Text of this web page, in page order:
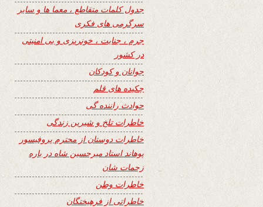
جدول کلمات متقاطع ، معما ها و سایر
سرگرمی های فکری
جرم ، جنایت ، خونریزی و بی امنیتی
در کشور
جوانان و کودکان
چکیده های قلم
حوادث راننده گی
خاطرات تلخ و شیرین زندگی
خاطرات دوستان از محترم پروفیسور
پوهاند استاد میرحسین شاه در باره
زحمات شان
خاطرات وطن
خاطراتی از فرهیختگان